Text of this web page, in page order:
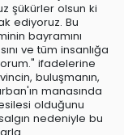
şükürler olsun ki
ediyoruz. Bu
bayramını
ve tüm insanlığa
ifadelerine
buluşmanın,
manasında
olduğunu
nedeniyle bu